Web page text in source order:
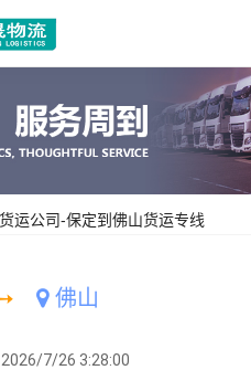
运公司-保定到佛山货运专线
佛山
7/26 3:28:00